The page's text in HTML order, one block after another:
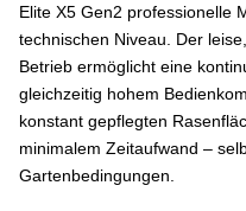
Elite X5 Gen2 professionelle
technischen Niveau. Der
Betrieb ermöglicht eine
gleichzeitig hohem
konstant gepflegten
minimalem Zeitaufwand –
Gartenbedingungen.